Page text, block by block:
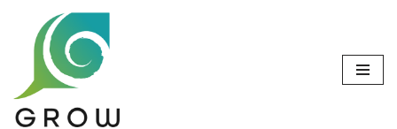
Zum
springen